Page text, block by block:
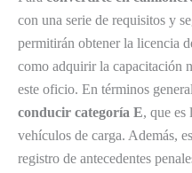
con una serie de requisitos y
permitirán obtener la licencia
como adquirir la capacitación
este oficio. En términos
conducir categoría E, que es
vehículos de carga. Además,
registro de antecedentes